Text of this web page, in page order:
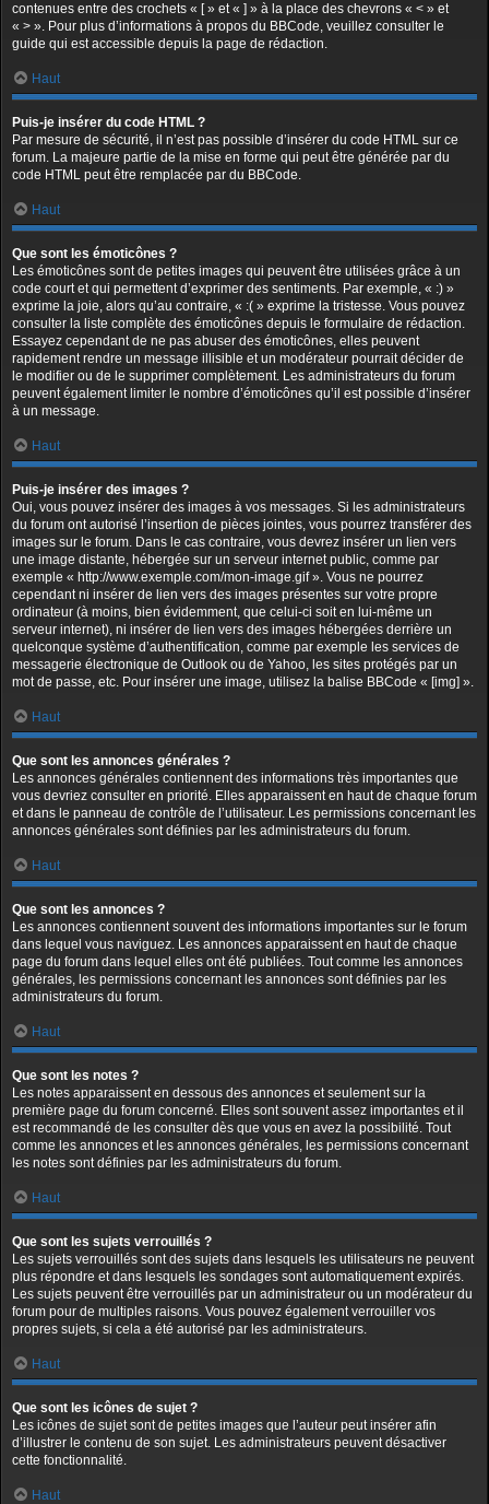
contenues entre des crochets « [ » et « ] » à la place des chevrons « < » et
« > ». Pour plus d’informations à propos du BBCode, veuillez consulter le
guide qui est accessible depuis la page de rédaction.
Haut
Puis-je insérer du code HTML ?
Par mesure de sécurité, il n’est pas possible d’insérer du code HTML sur ce
forum. La majeure partie de la mise en forme qui peut être générée par du
code HTML peut être remplacée par du BBCode.
Haut
Que sont les émoticônes ?
Les émoticônes sont de petites images qui peuvent être utilisées grâce à un
code court et qui permettent d’exprimer des sentiments. Par exemple, « :) »
exprime la joie, alors qu’au contraire, « :( » exprime la tristesse. Vous pouvez
consulter la liste complète des émoticônes depuis le formulaire de rédaction.
Essayez cependant de ne pas abuser des émoticônes, elles peuvent
rapidement rendre un message illisible et un modérateur pourrait décider de
le modifier ou de le supprimer complètement. Les administrateurs du forum
peuvent également limiter le nombre d’émoticônes qu’il est possible d’insérer
à un message.
Haut
Puis-je insérer des images ?
Oui, vous pouvez insérer des images à vos messages. Si les administrateurs
du forum ont autorisé l’insertion de pièces jointes, vous pourrez transférer des
images sur le forum. Dans le cas contraire, vous devrez insérer un lien vers
une image distante, hébergée sur un serveur internet public, comme par
exemple « http://www.exemple.com/mon-image.gif ». Vous ne pourrez
cependant ni insérer de lien vers des images présentes sur votre propre
ordinateur (à moins, bien évidemment, que celui-ci soit en lui-même un
serveur internet), ni insérer de lien vers des images hébergées derrière un
quelconque système d’authentification, comme par exemple les services de
messagerie électronique de Outlook ou de Yahoo, les sites protégés par un
mot de passe, etc. Pour insérer une image, utilisez la balise BBCode « [img] ».
Haut
Que sont les annonces générales ?
Les annonces générales contiennent des informations très importantes que
vous devriez consulter en priorité. Elles apparaissent en haut de chaque forum
et dans le panneau de contrôle de l’utilisateur. Les permissions concernant les
annonces générales sont définies par les administrateurs du forum.
Haut
Que sont les annonces ?
Les annonces contiennent souvent des informations importantes sur le forum
dans lequel vous naviguez. Les annonces apparaissent en haut de chaque
page du forum dans lequel elles ont été publiées. Tout comme les annonces
générales, les permissions concernant les annonces sont définies par les
administrateurs du forum.
Haut
Que sont les notes ?
Les notes apparaissent en dessous des annonces et seulement sur la
première page du forum concerné. Elles sont souvent assez importantes et il
est recommandé de les consulter dès que vous en avez la possibilité. Tout
comme les annonces et les annonces générales, les permissions concernant
les notes sont définies par les administrateurs du forum.
Haut
Que sont les sujets verrouillés ?
Les sujets verrouillés sont des sujets dans lesquels les utilisateurs ne peuvent
plus répondre et dans lesquels les sondages sont automatiquement expirés.
Les sujets peuvent être verrouillés par un administrateur ou un modérateur du
forum pour de multiples raisons. Vous pouvez également verrouiller vos
propres sujets, si cela a été autorisé par les administrateurs.
Haut
Que sont les icônes de sujet ?
Les icônes de sujet sont de petites images que l’auteur peut insérer afin
d’illustrer le contenu de son sujet. Les administrateurs peuvent désactiver
cette fonctionnalité.
Haut